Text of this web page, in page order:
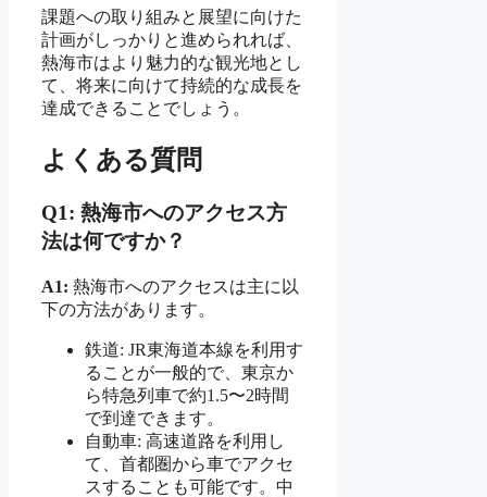
課題への取り組みと展望に向けた
計画がしっかりと進められれば、
熱海市はより魅力的な観光地とし
て、将来に向けて持続的な成長を
達成できることでしょう。
よくある質問
Q1: 熱海市へのアクセス方
法は何ですか？
A1: 熱海市へのアクセスは主に以
下の方法があります。
鉄道: JR東海道本線を利用す
ることが一般的で、東京か
ら特急列車で約1.5〜2時間
で到達できます。
自動車: 高速道路を利用し
て、首都圏から車でアクセ
スすることも可能です。中